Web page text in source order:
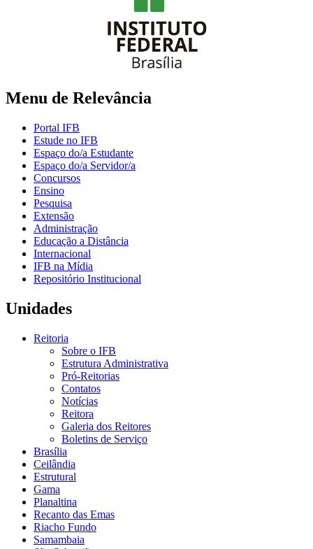
Menu de Relevância
Portal IFB
Estude no IFB
Espaço do/a Estudante
Espaço do/a Servidor/a
Concursos
Ensino
Pesquisa
Extensão
Administração
Educação a Distância
Internacional
IFB na Mídia
Repositório Institucional
Unidades
Reitoria
Sobre o IFB
Estrutura Administrativa
Pró-Reitorias
Contatos
Notícias
Reitora
Galeria dos Reitores
Boletins de Serviço
Brasília
Ceilândia
Estrutural
Gama
Planaltina
Recanto das Emas
Riacho Fundo
Samambaia